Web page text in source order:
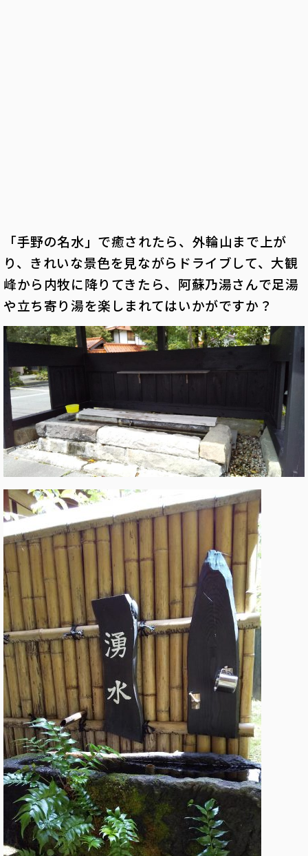
「手野の名水」で癒されたら、外輪山まで上が
り、きれいな景色を見ながらドライブして、大観
峰から内牧に降りてきたら、阿蘇乃湯さんで足湯
や立ち寄り湯を楽しまれてはいかがですか？